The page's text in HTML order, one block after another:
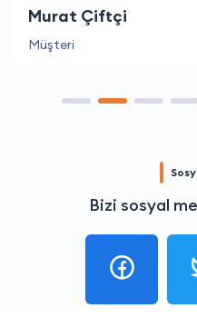
Murat Çiftçi
Müşteri
Bizi sosyal